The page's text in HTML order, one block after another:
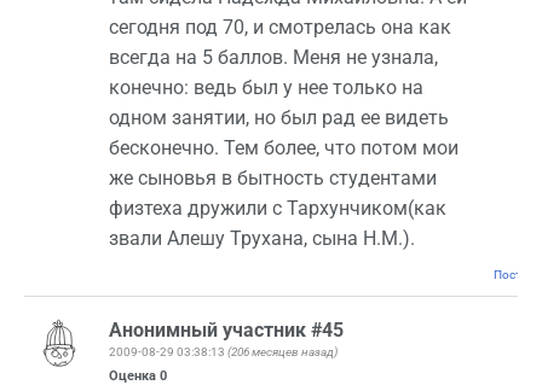
сегодня под 70, и смотрелась она как
всегда на 5 баллов. Меня не узнала,
конечно: ведь был у нее только на
одном занятии, но был рад ее видеть
бесконечно. Тем более, что потом мои
же сыновья в бытность студентами
физтеха дружили с Тархунчиком(как
звали Алешу Трухана, сына Н.М.).
Анонимный участник #45
2009-08-29 03:38:13 (206 месяцев назад)
Оценка 0